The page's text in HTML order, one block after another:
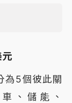
為5個彼此關
、儲能、